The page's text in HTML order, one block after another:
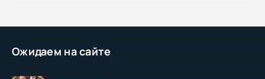
Ожидаем на сайте